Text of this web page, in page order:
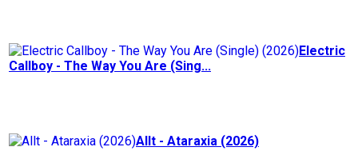
Electric
Callboy - The Way You Are (Sing...
Allt - Ataraxia (2026)